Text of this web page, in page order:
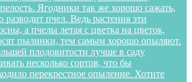
Ягодники так же хорошо сажать,
разводит пчел. Ведь растения эти
а пчелы летая с цветка на цветок,
пылинки, тем самым хорошо опыляют.
плодовитости лучше в саду
несколько сортов, что бы
перекрестное опыление. Хотите